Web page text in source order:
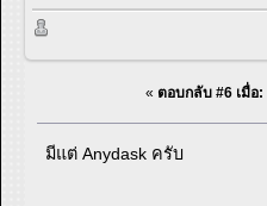
« ตอบกลับ #6 เมื่อ:
มีแต่ Anydask ครับ